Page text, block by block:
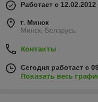
Работает с 12.02.2012
г. Минск
Минск, Беларусь
Контакты
Сегодня работает с
Показать весь